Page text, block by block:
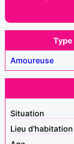
Amoureuse
Situation
Lieu d'habitation